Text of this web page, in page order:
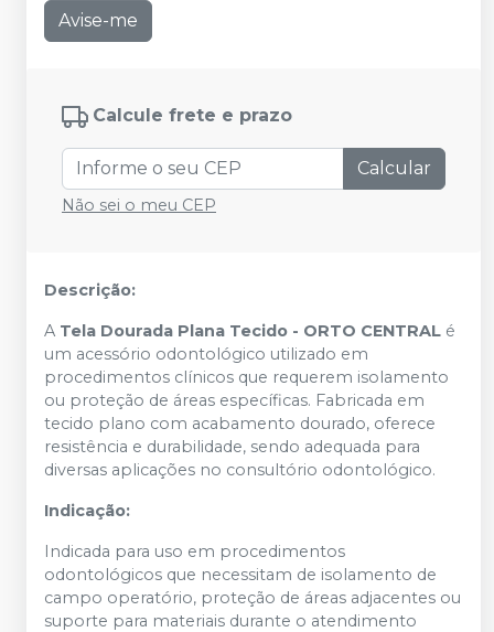
Avise-me
Calcule frete e prazo
Calcular
Não sei o meu CEP
Descrição:
A Tela Dourada Plana Tecido - ORTO CENTRAL é
um acessório odontológico utilizado em
procedimentos clínicos que requerem isolamento
ou proteção de áreas específicas. Fabricada em
tecido plano com acabamento dourado, oferece
resistência e durabilidade, sendo adequada para
diversas aplicações no consultório odontológico.
Indicação:
Indicada para uso em procedimentos
odontológicos que necessitam de isolamento de
campo operatório, proteção de áreas adjacentes ou
suporte para materiais durante o atendimento